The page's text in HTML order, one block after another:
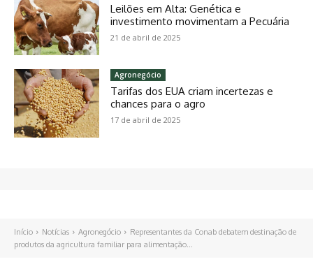
Leilões em Alta: Genética e
investimento movimentam a Pecuária
21 de abril de 2025
Agronegócio
Tarifas dos EUA criam incertezas e
chances para o agro
17 de abril de 2025